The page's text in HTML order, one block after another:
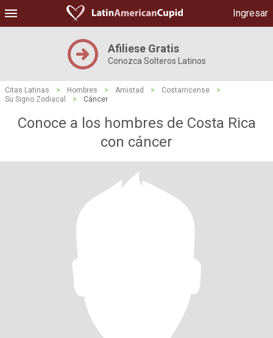
Ingresar
Afiliese Gratis
Conozca Solteros Latinos
Citas Latinas > Hombres > Amistad > Costarricense
>
Su Signo Zodiacal
> Cáncer
Conoce a los hombres de Costa Rica
con cáncer